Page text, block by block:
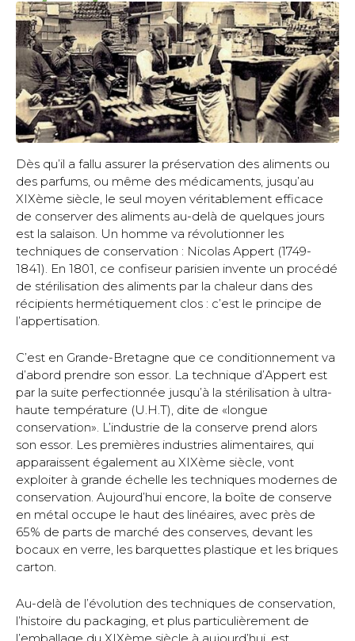
Dès qu’il a fallu assurer la préservation des aliments ou
des parfums, ou même des médicaments, jusqu’au
XIXème siècle, le seul moyen véritablement efficace
de conserver des aliments au-delà de quelques jours
est la salaison. Un homme va révolutionner les
techniques de conservation : Nicolas Appert (1749-
1841). En 1801, ce confiseur parisien invente un procédé
de stérilisation des aliments par la chaleur dans des
récipients hermétiquement clos : c’est le principe de
l’appertisation.
C’est en Grande-Bretagne que ce conditionnement va
d’abord prendre son essor. La technique d’Appert est
par la suite perfectionnée jusqu’à la stérilisation à ultra-
haute température (U.H.T), dite de «longue
conservation». L’industrie de la conserve prend alors
son essor. Les premières industries alimentaires, qui
apparaissent également au XIXème siècle, vont
exploiter à grande échelle les techniques modernes de
conservation. Aujourd’hui encore, la boîte de conserve
en métal occupe le haut des linéaires, avec près de
65% de parts de marché des conserves, devant les
bocaux en verre, les barquettes plastique et les briques
carton.
Au-delà de l’évolution des techniques de conservation,
l’histoire du packaging, et plus particulièrement de